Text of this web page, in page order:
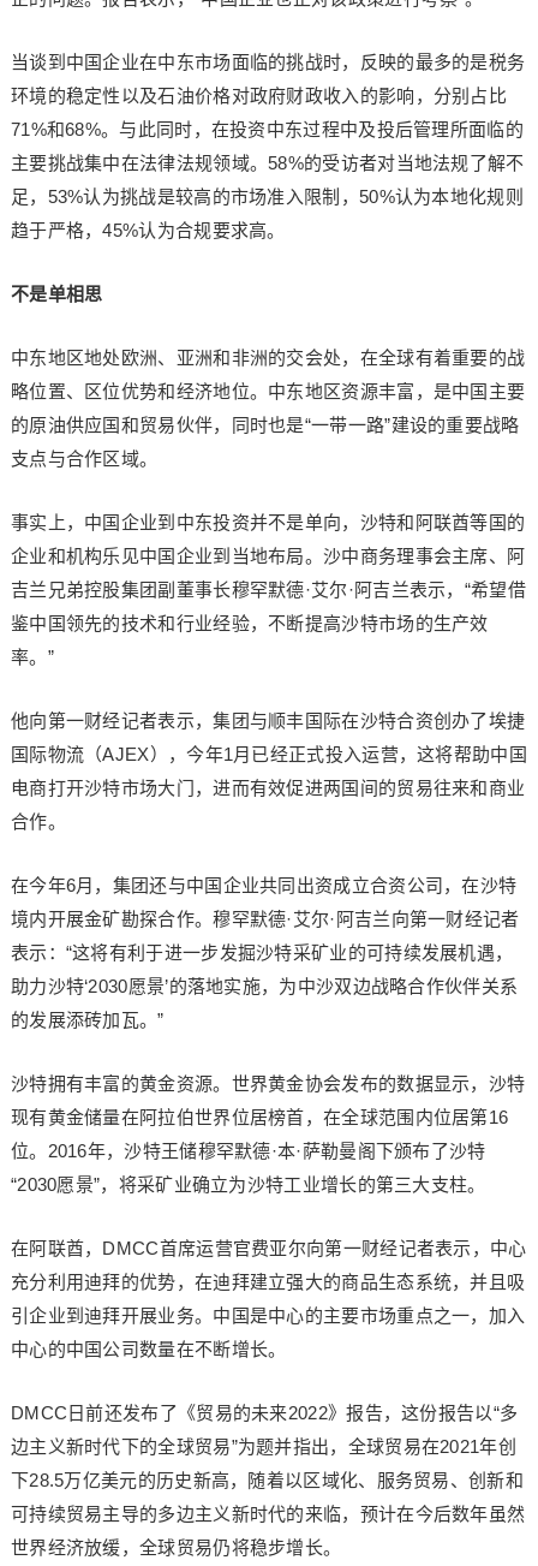
当谈到中国企业在中东市场面临的挑战时，反映的最多的是税务
环境的稳定性以及石油价格对政府财政收入的影响，分别占比
71%和68%。与此同时，在投资中东过程中及投后管理所面临的
主要挑战集中在法律法规领域。58%的受访者对当地法规了解不
足，53%认为挑战是较高的市场准入限制，50%认为本地化规则
趋于严格，45%认为合规要求高。
不是单相思
中东地区地处欧洲、亚洲和非洲的交会处，在全球有着重要的战
略位置、区位优势和经济地位。中东地区资源丰富，是中国主要
的原油供应国和贸易伙伴，同时也是“一带一路”建设的重要战略
支点与合作区域。
事实上，中国企业到中东投资并不是单向，沙特和阿联酋等国的
企业和机构乐见中国企业到当地布局。沙中商务理事会主席、阿
吉兰兄弟控股集团副董事长穆罕默德·艾尔·阿吉兰表示，“希望借
鉴中国领先的技术和行业经验，不断提高沙特市场的生产效
率。”
他向第一财经记者表示，集团与顺丰国际在沙特合资创办了埃捷
国际物流（AJEX），今年1月已经正式投入运营，这将帮助中国
电商打开沙特市场大门，进而有效促进两国间的贸易往来和商业
合作。
在今年6月，集团还与中国企业共同出资成立合资公司，在沙特
境内开展金矿勘探合作。穆罕默德·艾尔·阿吉兰向第一财经记者
表示：“这将有利于进一步发掘沙特采矿业的可持续发展机遇，
助力沙特‘2030愿景’的落地实施，为中沙双边战略合作伙伴关系
的发展添砖加瓦。”
沙特拥有丰富的黄金资源。世界黄金协会发布的数据显示，沙特
现有黄金储量在阿拉伯世界位居榜首，在全球范围内位居第16
位。2016年，沙特王储穆罕默德·本·萨勒曼阁下颁布了沙特
“2030愿景”，将采矿业确立为沙特工业增长的第三大支柱。
在阿联酋，DMCC首席运营官费亚尔向第一财经记者表示，中心
充分利用迪拜的优势，在迪拜建立强大的商品生态系统，并且吸
引企业到迪拜开展业务。中国是中心的主要市场重点之一，加入
中心的中国公司数量在不断增长。
DMCC日前还发布了《贸易的未来2022》报告，这份报告以“多
边主义新时代下的全球贸易”为题并指出，全球贸易在2021年创
下28.5万亿美元的历史新高，随着以区域化、服务贸易、创新和
可持续贸易主导的多边主义新时代的来临，预计在今后数年虽然
世界经济放缓，全球贸易仍将稳步增长。